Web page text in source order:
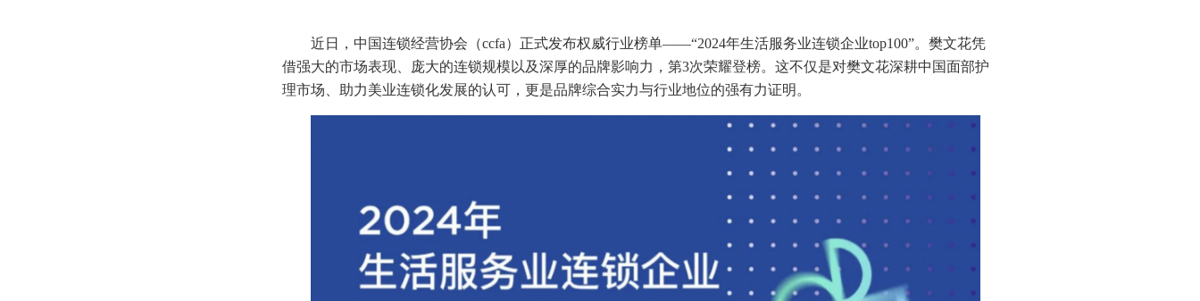
近日，中国连锁经营协会（ccfa）正式发布权威行业榜单——“2024年生活服务业连锁企业top100”。樊文花凭
借强大的市场表现、庞大的连锁规模以及深厚的品牌影响力，第3次荣耀登榜。这不仅是对樊文花深耕中国面部护
理市场、助力美业连锁化发展的认可，更是品牌综合实力与行业地位的强有力证明。